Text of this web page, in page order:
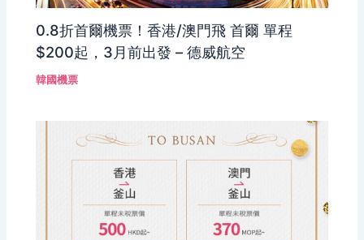
0.8折首爾機票！香港/澳門飛 首爾 單程
$200起，3月前出發 – 德威航空
韓國機票